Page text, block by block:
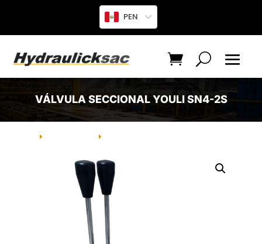
PEN
VÁLVULA SECCIONAL YOULI SN4-2S
E E